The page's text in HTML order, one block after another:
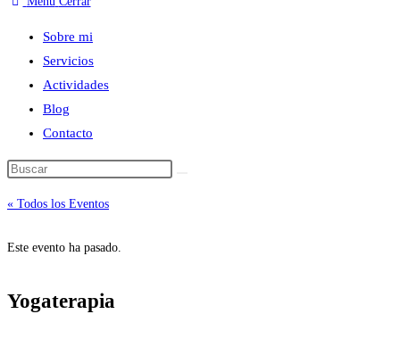
Sobre mi
Servicios
Actividades
Blog
Contacto
« Todos los Eventos
Este evento ha pasado.
Yogaterapia